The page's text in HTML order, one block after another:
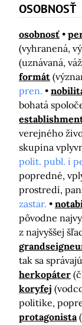
OSOBNOSŤ
osobnosť
(vyhranená,
(uznávaná,
formát
pren.
bohatá
verejného
skupina
polit. publ. i
popredné,
prostredí,
zastar.
pôvodne
z najvyššej
tak sa
herkopáter
koryfej
politike,
protagonista